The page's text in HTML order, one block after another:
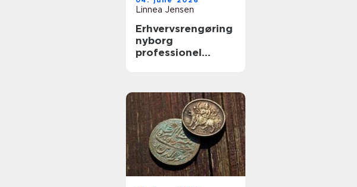
Linnea Jensen
Erhvervsrengøring
nyborg
professionel